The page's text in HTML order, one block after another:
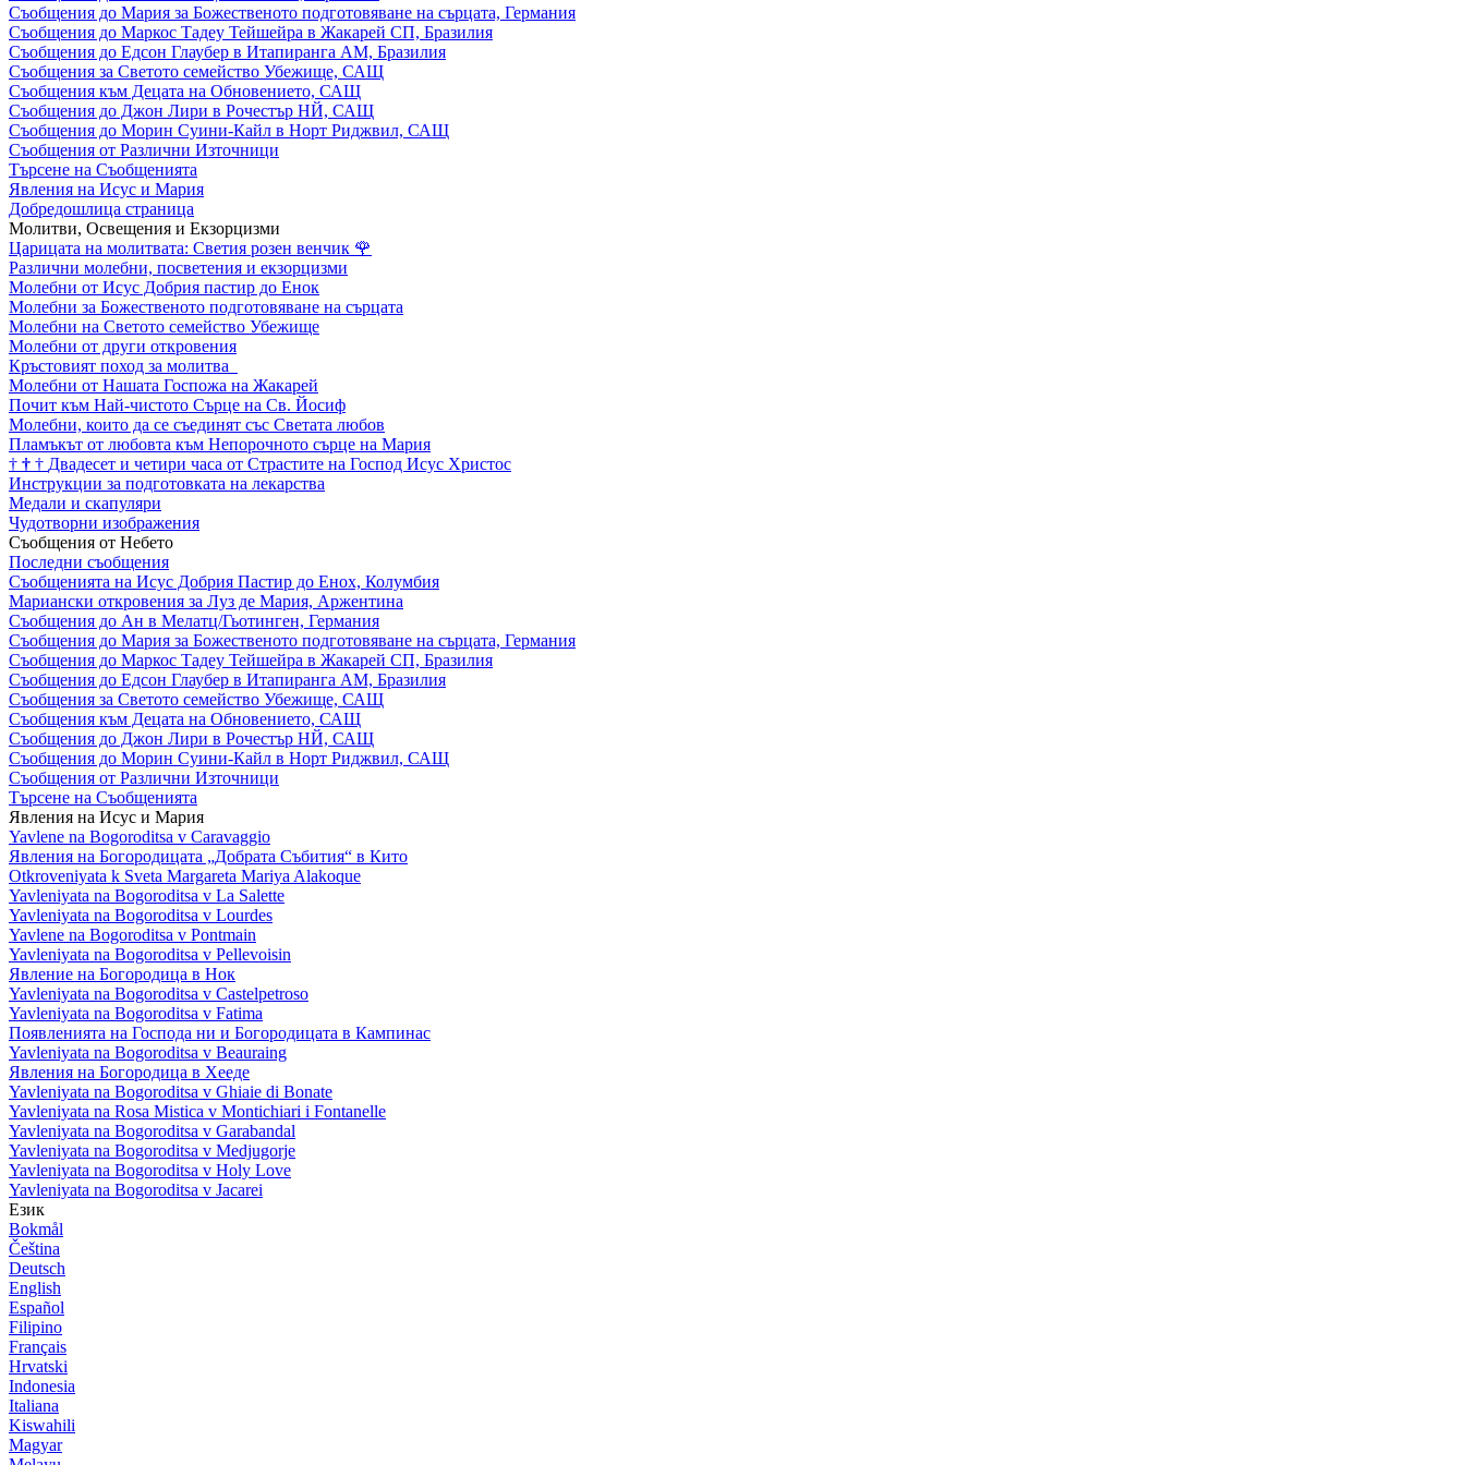
Съобщения до Мария за Божественото подготовяване на сърцата, Германия
Съобщения до Маркос Тадеу Тейшейра в Жакарей СП, Бразилия
Съобщения до Едсон Глаубер в Итапиранга АМ, Бразилия
Съобщения за Светото семейство Убежище, САЩ
Съобщения към Децата на Обновението, САЩ
Съобщения до Джон Лири в Рочестър НЙ, САЩ
Съобщения до Морин Суини-Кайл в Норт Риджвил, САЩ
Съобщения от Различни Източници
Търсене на Съобщенията
Явления на Исус и Мария
Добредошлица страница
Молитви, Освещения и Екзорцизми
Царицата на молитвата: Светия розен венчик 🌹
Различни молебни, посветения и екзорцизми
Молебни от Исус Добрия пастир до Енок
Молебни за Божественото подготовяване на сърцата
Молебни на Светото семейство Убежище
Молебни от други откровения
Кръстовият поход за молитва
Молебни от Нашата Госпожа на Жакарей
Почит към Най-чистото Сърце на Св. Йосиф
Молебни, които да се съединят със Светата любов
Пламъкът от любовта към Непорочното сърце на Мария
† † † Двадесет и четири часа от Страстите на Господ Исус Христос
Инструкции за подготовката на лекарства
Медали и скапуляри
Чудотворни изображения
Съобщения от Небето
Последни съобщения
Съобщенията на Исус Добрия Пастир до Енох, Колумбия
Мариански откровения за Луз де Мария, Аржентина
Съобщения до Ан в Мелатц/Гьотинген, Германия
Съобщения до Мария за Божественото подготовяване на сърцата, Германия
Съобщения до Маркос Тадеу Тейшейра в Жакарей СП, Бразилия
Съобщения до Едсон Глаубер в Итапиранга АМ, Бразилия
Съобщения за Светото семейство Убежище, САЩ
Съобщения към Децата на Обновението, САЩ
Съобщения до Джон Лири в Рочестър НЙ, САЩ
Съобщения до Морин Суини-Кайл в Норт Риджвил, САЩ
Съобщения от Различни Източници
Търсене на Съобщенията
Явления на Исус и Мария
Yavlene na Bogoroditsa v Caravaggio
Явления на Богородицата „Добрата Събития“ в Кито
Otkroveniyata k Sveta Margareta Mariya Alakoque
Yavleniyata na Bogoroditsa v La Salette
Yavleniyata na Bogoroditsa v Lourdes
Yavlene na Bogoroditsa v Pontmain
Yavleniyata na Bogoroditsa v Pellevoisin
Явление на Богородица в Нок
Yavleniyata na Bogoroditsa v Castelpetroso
Yavleniyata na Bogoroditsa v Fatima
Появленията на Господа ни и Богородицата в Кампинас
Yavleniyata na Bogoroditsa v Beauraing
Явления на Богородица в Хееде
Yavleniyata na Bogoroditsa v Ghiaie di Bonate
Yavleniyata na Rosa Mistica v Montichiari i Fontanelle
Yavleniyata na Bogoroditsa v Garabandal
Yavleniyata na Bogoroditsa v Medjugorje
Yavleniyata na Bogoroditsa v Holy Love
Yavleniyata na Bogoroditsa v Jacarei
Език
Bokmål
Čeština
Deutsch
English
Español
Filipino
Français
Hrvatski
Indonesia
Italiana
Kiswahili
Magyar